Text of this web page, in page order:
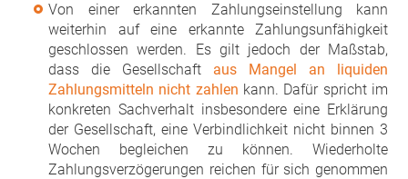
Von einer erkannten Zahlungseinstellung kann
weiterhin auf eine erkannte Zahlungsunfähigkeit
geschlossen werden. Es gilt jedoch der Maßstab,
dass die Gesellschaft aus Mangel an liquiden
Zahlungsmitteln nicht zahlen kann. Dafür spricht im
konkreten Sachverhalt insbesondere eine Erklärung
der Gesellschaft, eine Verbindlichkeit nicht binnen 3
Wochen begleichen zu können. Wiederholte
Zahlungsverzögerungen reichen für sich genommen